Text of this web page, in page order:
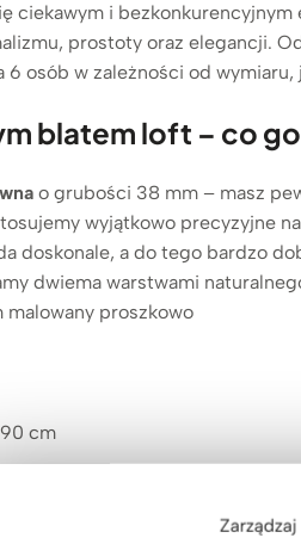
ciekawym i
prostoty oraz elegancji.
6 osób w zależności od
blatem loft – co
o grubości 38 mm – masz
wyjątkowo precyzyjne
doskonale, a do tego bardzo
dwiema warstwami
malowany proszkowo
cm